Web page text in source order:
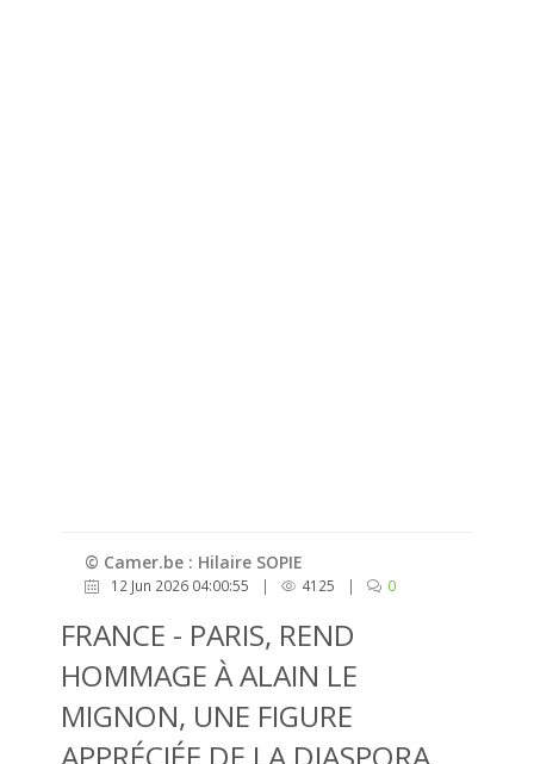
© Camer.be : Hilaire SOPIE
12 Jun 2026 04:00:55 | 4125 | 0
FRANCE - PARIS, REND
HOMMAGE À ALAIN LE
MIGNON, UNE FIGURE
APPRÉCIÉE DE LA DIASPORA